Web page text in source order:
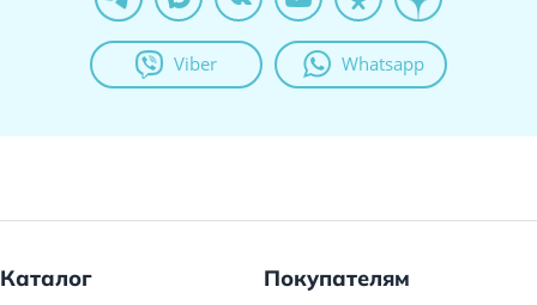
Viber Whatsapp
Каталог Покупателям